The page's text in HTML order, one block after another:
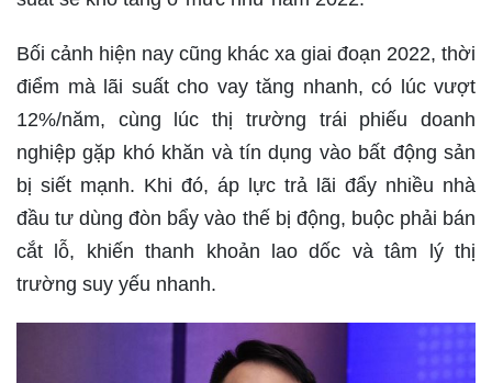
Bối cảnh hiện nay cũng khác xa giai đoạn 2022, thời
điểm mà lãi suất cho vay tăng nhanh, có lúc vượt
12%/năm, cùng lúc thị trường trái phiếu doanh
nghiệp gặp khó khăn và tín dụng vào bất động sản
bị siết mạnh. Khi đó, áp lực trả lãi đẩy nhiều nhà
đầu tư dùng đòn bẩy vào thế bị động, buộc phải bán
cắt lỗ, khiến thanh khoản lao dốc và tâm lý thị
trường suy yếu nhanh.